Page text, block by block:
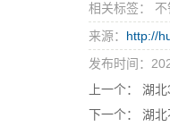
相关标签：
来源： http://
发布时间：
上一个：
湖
下一个：
湖北